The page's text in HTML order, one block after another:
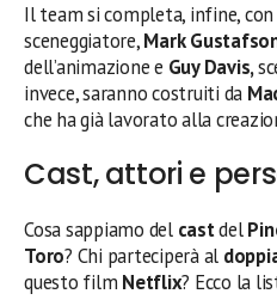
Il team si completa, infine, con
sceneggiatore,Mark
dell’animazione e Guy Davis,
invece, saranno costruiti da
che ha già lavorato alla
Cast, attori e
Cosa sappiamo del castdel
Toro? Chi parteciperà al
questo film Netflix? Ecco la